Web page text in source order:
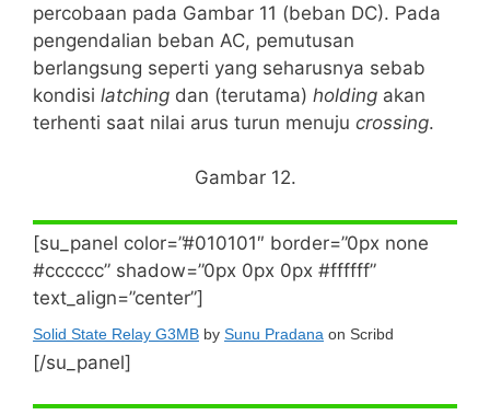
percobaan pada Gambar 11 (beban DC). Pada
pengendalian beban AC, pemutusan
berlangsung seperti yang seharusnya sebab
kondisi latching dan (terutama) holding akan
terhenti saat nilai arus turun menuju crossing.
Gambar 12.
[su_panel color=”#010101″ border=”0px none
#cccccc” shadow=”0px 0px 0px #ffffff”
text_align=”center”]
Solid State Relay G3MB by Sunu Pradana on Scribd
[/su_panel]